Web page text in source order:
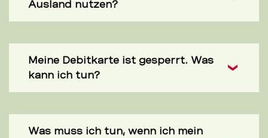
Ausland nutzen?
Meine Debitkarte ist gesperrt. Was
kann ich tun?
Was muss ich tun, wenn ich mein